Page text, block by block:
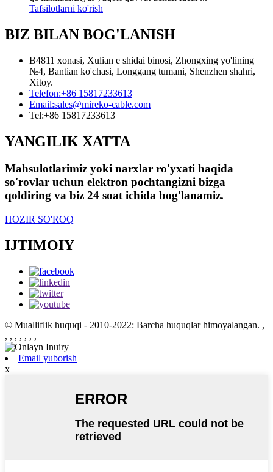
Tafsilotlarni ko'rish
BIZ BILAN BOG'LANISH
B4811 xonasi, Xulian e shidai binosi, Zhongxing yo'lining
№4, Bantian ko'chasi, Longgang tumani, Shenzhen shahri,
Xitoy.
Telefon:+86 15817233613
Email:sales@mireko-cable.com
Tel:+86 15817233613
YANGILIK XATTA
Mahsulotlarimiz yoki narxlar ro'yxati haqida
so'rovlar uchun elektron pochtangizni bizga
qoldiring va biz 24 soat ichida bog'lanamiz.
HOZIR SO'ROQ
IJTIMOIY
© Mualliflik huquqi - 2010-2022: Barcha huquqlar himoyalangan. ,
, , , , , , ,
Email yuborish
x